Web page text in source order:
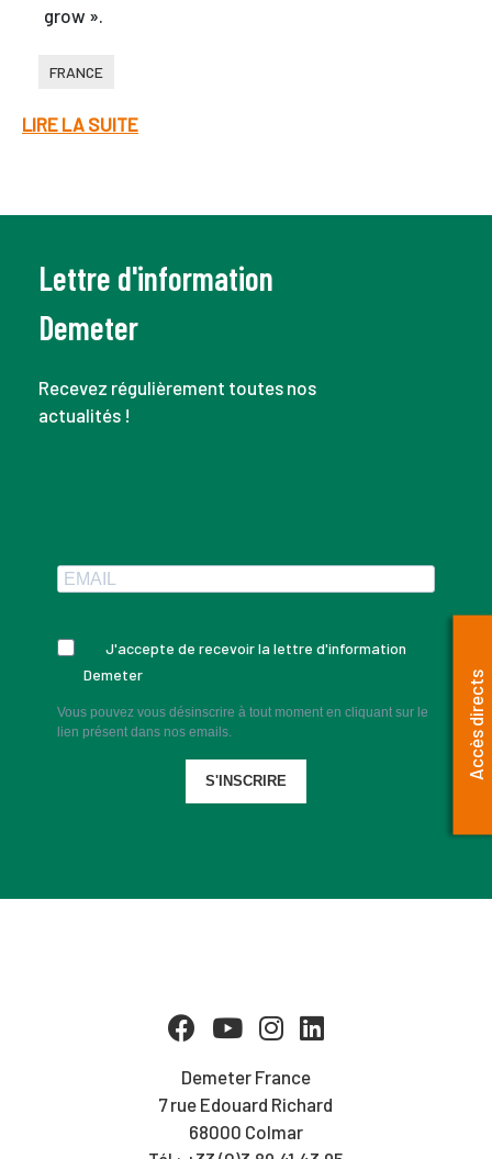
grow ».
FRANCE
LIRE LA SUITE
Lettre d'information
Demeter
Recevez régulièrement toutes nos
actualités !
J'accepte de recevoir la lettre d'information
Demeter
Vous pouvez vous désinscrire à tout moment en cliquant sur le
lien présent dans nos emails.
S'INSCRIRE
Demeter France
7 rue Edouard Richard
68000 Colmar
Accès directs